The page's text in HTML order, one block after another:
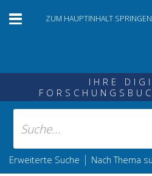
ZUM HAUPTINHALT SPRINGEN
IHRE
Erweiterte Suche | Nach Thema